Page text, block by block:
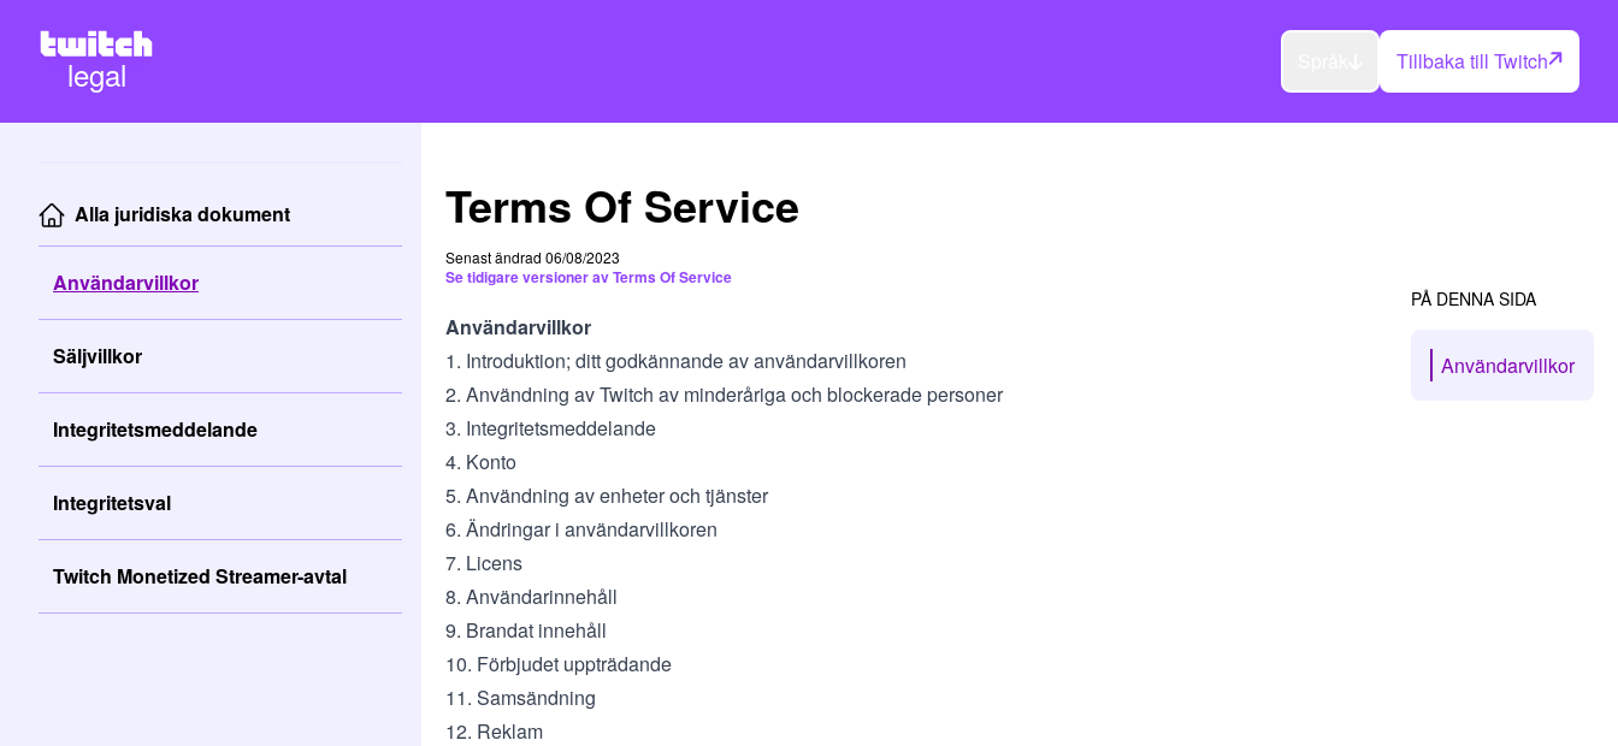
legal Tillbaka till Twitch
Alla juridiska dokument
Användarvillkor
Säljvillkor
Integritetsmeddelande
Integritetsval
Twitch Monetized Streamer-avtal
Terms Of Service
Senast ändrad 06/08/2023
Se tidigare versioner av Terms Of Service
Användarvillkor
1. Introduktion; ditt godkännande av användarvillkoren
2. Användning av Twitch av minderåriga och blockerade personer
3. Integritetsmeddelande
4. Konto
5. Användning av enheter och tjänster
6. Ändringar i användarvillkoren
7. Licens
8. Användarinnehåll
9. Brandat innehåll
10. Förbjudet uppträdande
11. Samsändning
12. Reklam
PÅ DENNA SIDA
Användarvillkor